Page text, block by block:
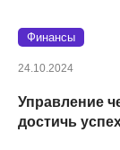
Финансы
24.10.2024
Управление
достичь